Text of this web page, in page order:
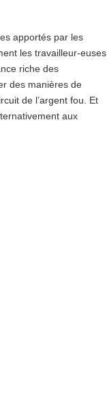
apportés par les
les travailleur-euses
riche des
des manières de
de l’argent fou. Et
aux